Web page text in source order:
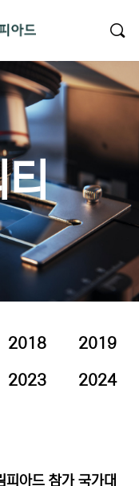
2018
2019
2023 2024
아드 참가 국가대